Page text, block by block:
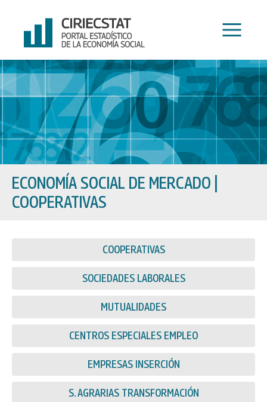
contenido
ECONOMÍA SOCIAL DE MERCADO
COOPERATIVAS
COOPERATIVAS
SOCIEDADES LABORALES
MUTUALIDADES
CENTROS ESPECIALES EMPLEO
EMPRESAS INSERCIÓN
S. AGRARIAS TRANSFORMACIÓN